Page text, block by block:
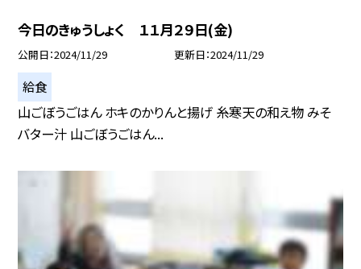
今日のきゅうしょく １１月２９日(金)
公開日 2024/11/29 更新日 2024/11/29
給食
山ごぼうごはん ホキのかりんと揚げ 糸寒天の和え物 みそ
バター汁 山ごぼうごはん...